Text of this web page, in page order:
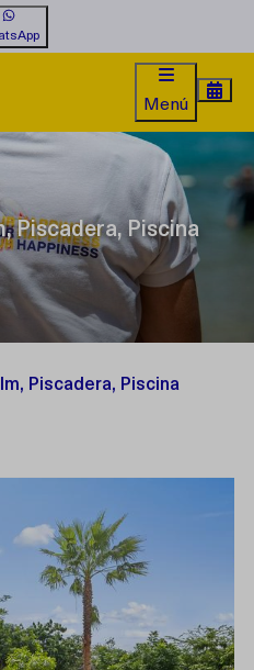
Menú
Piscadera, Piscina
Piscadera, Piscina